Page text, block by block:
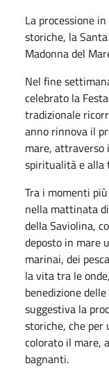
La processione
storiche, la
Madonna del
Nel fine
celebrato la
tradizionale
anno rinnova il
mare, attraverso
spiritualità e alla
Tra i momenti
nella mattinata
della Saviolina,
deposto in mare
marinai, dei
la vita tra le
benedizione
suggestiva la
storiche, che per
colorato il mare,
bagnanti.